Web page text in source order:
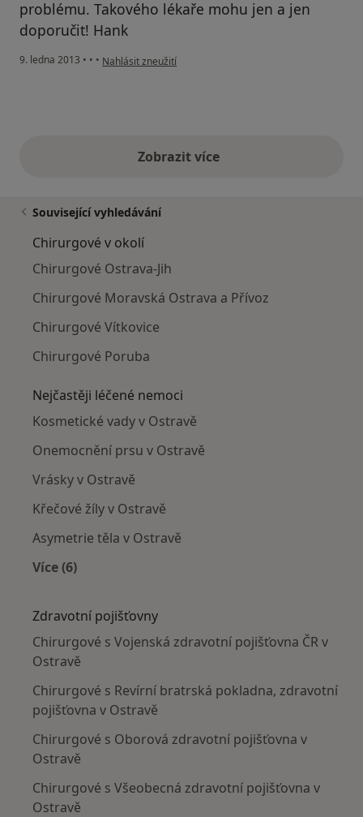
problému. Takového lékaře mohu jen a jen
doporučit! Hank
9. ledna 2013 • • • podle názoru uživatele Váš účet byl odstraněn
Nahlásit zneužití
Zobrazit vícevýše uvedené názory
Související vyhledávání
Chirurgové v okolí
Chirurgové Ostrava-Jih
Chirurgové Moravská Ostrava a Přívoz
Chirurgové Vítkovice
Chirurgové Poruba
Nejčastěji léčené nemoci
Kosmetické vady v Ostravě
Onemocnění prsu v Ostravě
Vrásky v Ostravě
Křečové žíly v Ostravě
Asymetrie těla v Ostravě
Více (6)
Zdravotní pojišťovny
Chirurgové s Vojenská zdravotní pojišťovna ČR v
Ostravě
Chirurgové s Revírní bratrská pokladna, zdravotní
pojišťovna v Ostravě
Chirurgové s Oborová zdravotní pojišťovna v
Ostravě
Chirurgové s Všeobecná zdravotní pojišťovna v
Ostravě